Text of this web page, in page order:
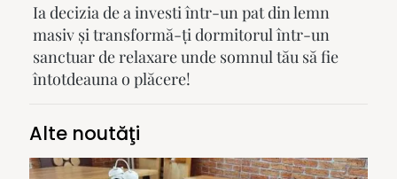
Ia decizia de a investi într-unpat din lemn
masivși transformă-ți dormitorul într-un
sanctuar de relaxare unde somnul tău să fie
întotdeauna o plăcere!
Alte noutăţi